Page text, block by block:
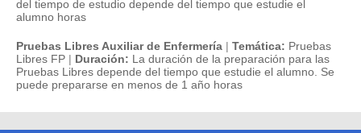
del tiempo de estudio depende del tiempo que estudie el
alumno horas
Pruebas Libres Auxiliar de Enfermería | Temática: Pruebas
Libres FP | Duración: La duración de la preparación para las
Pruebas Libres depende del tiempo que estudie el alumno. Se
puede prepararse en menos de 1 año horas